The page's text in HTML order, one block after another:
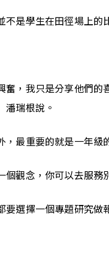
是學生在田徑場上
奮，我只是分享他們
潘瑞根說。
最重要的就是一年
觀念，你可以去服
選擇一個專題研究